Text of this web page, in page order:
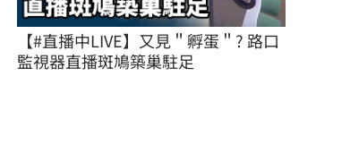
【#直播中LIVE】又見＂孵蛋＂? 路口
監視器直播斑鳩築巢駐足